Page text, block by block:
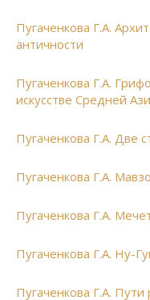
Пугаченкова Г.А.
античности
Пугаченкова Г.А.
искусстве Средней
Пугаченкова Г.А. Две
Пугаченкова Г.А.
Пугаченкова Г.А.
Пугаченкова Г.А. Ну-
Пугаченкова Г.А.